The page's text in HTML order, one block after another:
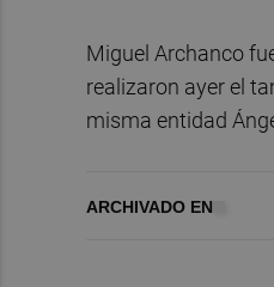
Miguel Archanco
realizaron ayer el
misma entidad
ARCHIVADO EN